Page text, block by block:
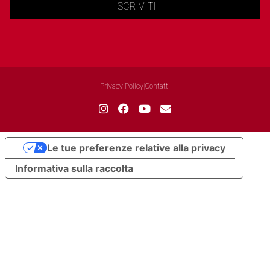
ISCRIVITI
Privacy Policy Contatti
Informativa sulla raccolta
Le tue preferenze relative alla privacy